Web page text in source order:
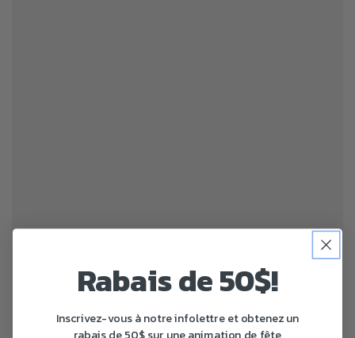
Rabais de 50$!
Inscrivez-vous à notre infolettre et obtenez un